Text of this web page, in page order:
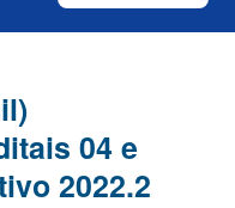
04 e
2022.2